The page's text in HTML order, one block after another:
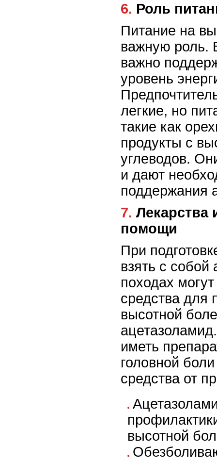
6. Роль
Питание на
важную роль.
важно
уровень
легкие, но
такие как
продукты с
углеводов.
и дают
поддержания
7. Лекарства и средства первой
помощи
При
взять с собой
походах
средства для
высотной
иметь
головной
средства от
высотной